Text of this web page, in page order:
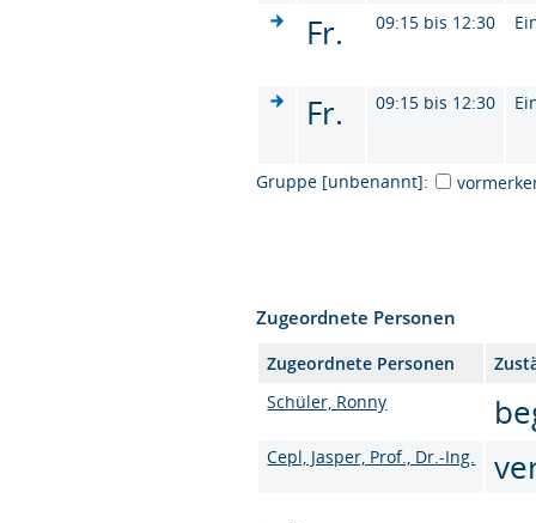
Fr. 09:15 bis 12:30
Fr. 09:15 bis 12:30
Gruppe [unbenannt]:
Zugeordnete Personen
Zugeordnete Personen
Schüler, Ronny
Cepl, Jasper, Prof., Dr.-Ing.